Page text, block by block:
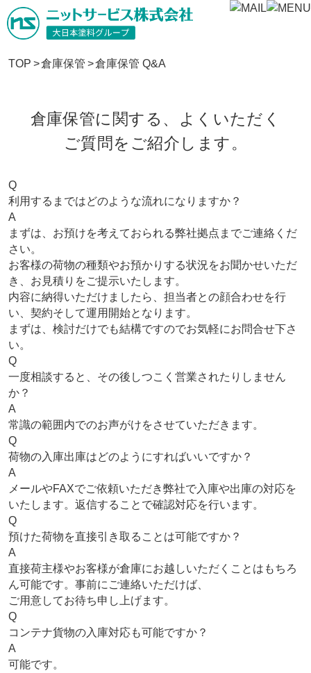
TOP >倉庫保管 >倉庫保管 Q&A
倉庫保管に関する、よくいただく
ご質問をご紹介します。
Q
利用するまではどのような流れになりますか？
A
まずは、お預けを考えておられる弊社拠点までご連絡くだ
さい。
お客様の荷物の種類やお預かりする状況をお聞かせいただ
き、お見積りをご提示いたします。
内容に納得いただけましたら、担当者との顔合わせを行
い、契約そして運用開始となります。
まずは、検討だけでも結構ですのでお気軽にお問合せ下さ
い。
Q
一度相談すると、その後しつこく営業されたりしません
か？
A
常識の範囲内でのお声がけをさせていただきます。
Q
荷物の入庫出庫はどのようにすればいいですか？
A
メールやFAXでご依頼いただき弊社で入庫や出庫の対応を
いたします。返信することで確認対応を行います。
Q
預けた荷物を直接引き取ることは可能ですか？
A
直接荷主様やお客様が倉庫にお越しいただくことはもちろ
ん可能です。事前にご連絡いただけば、
ご用意してお待ち申し上げます。
Q
コンテナ貨物の入庫対応も可能ですか？
A
可能です。